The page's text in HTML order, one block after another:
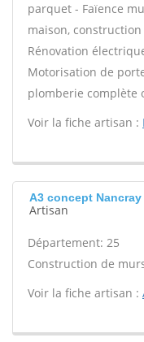
parquet - Faïence
maison,
Rénovation
Motorisation de
plomberie complète
Voir la fiche artisan :
A3 concept Nancray
Artisan
Département: 25
Construction de
Voir la fiche artisan :